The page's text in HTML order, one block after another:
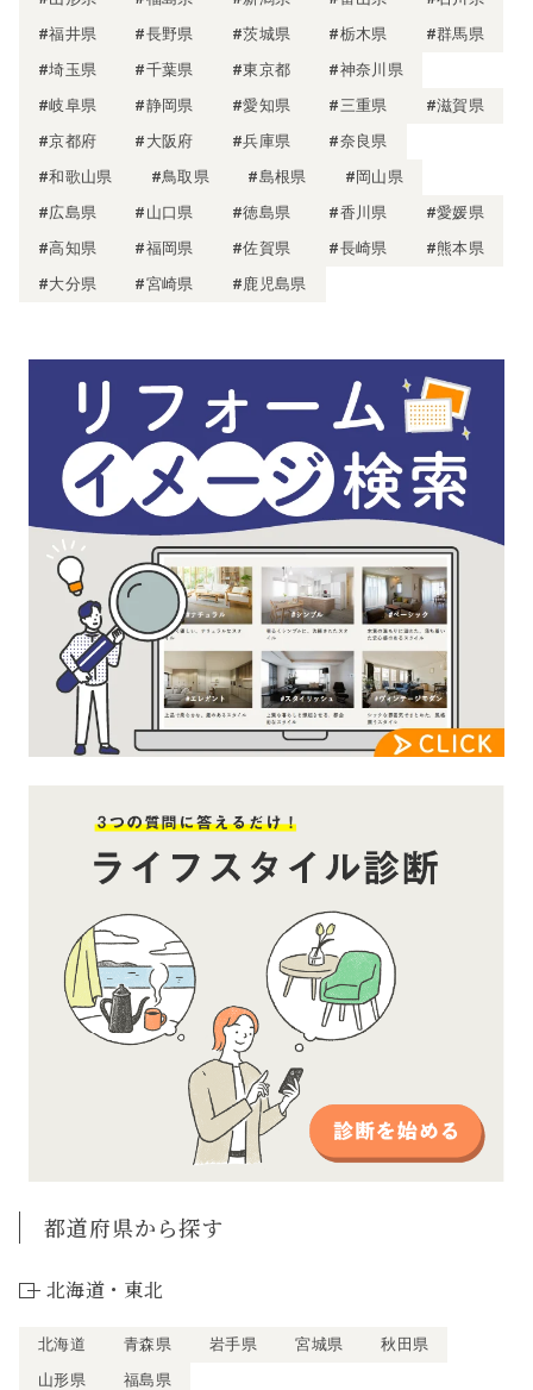
#福井県
#長野県 #茨城県 #栃木県
#群馬県
#埼玉県
#千葉県 #東京都
#神奈川県
#岐阜県
#静岡県 #愛知県 #三重県
#滋賀県
#京都府
#大阪府 #兵庫県
#奈良県
#和歌山県
#鳥取県 #島根県
#岡山県
#広島県
#山口県 #徳島県 #香川県
#愛媛県
#高知県
#福岡県 #佐賀県 #長崎県
#熊本県
#大分県
#宮崎県 #鹿児島県
都道府県から探す
北海道・東北
北海道 青森県 岩手県 宮城県
秋田県
山形県
福島県